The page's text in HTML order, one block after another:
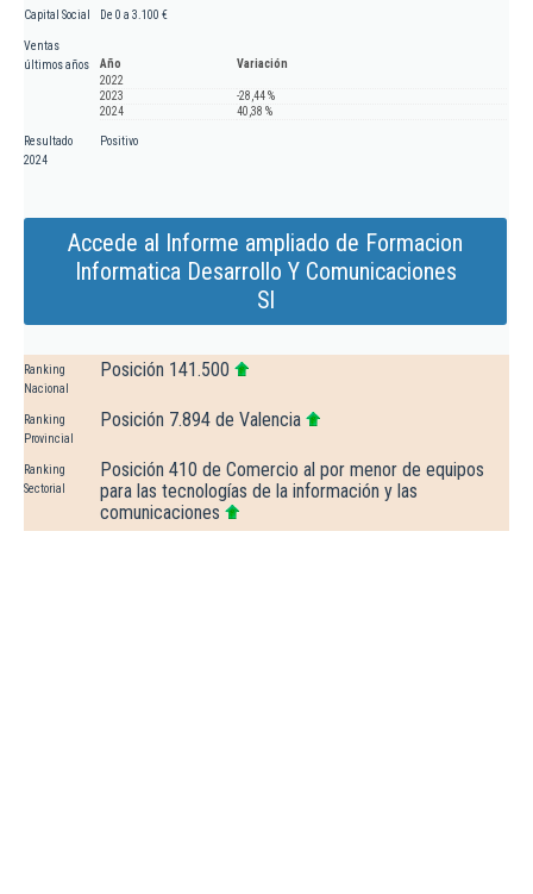
Capital Social De 0 a 3.100 €
Ventas
últimos años
Año
Variación
2022
2023
-28,44 %
2024
40,38 %
Resultado
2024
Positivo
Accede al Informe ampliado de Formacion
Informatica Desarrollo Y Comunicaciones
Sl
Ranking
Nacional
Posición 141.500
Ranking
Provincial
Posición 7.894 de Valencia
Ranking
Sectorial
Posición 410 de Comercio al por menor de equipos
para las tecnologías de la información y las
comunicaciones